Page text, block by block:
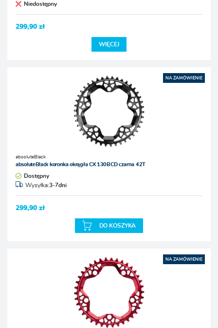
Niedostępny
299,90 zł
WIĘCEJ
NA ZAMÓWIENIE
absoluteBlack
absoluteBlack koronka okrągła CX 130BCD czarna 42T
Dostępny
Wysyłka:3-7dni
299,90 zł
DO KOSZYKA
NA ZAMÓWIENIE